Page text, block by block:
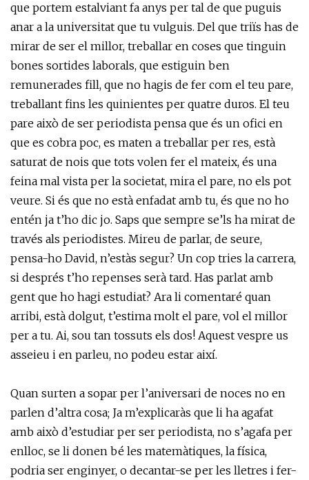
que portem estalviant fa anys per tal de que puguis
anar a la universitat que tu vulguis. Del que triïs has de
mirar de ser el millor, treballar en coses que tinguin
bones sortides laborals, que estiguin ben
remunerades fill, que no hagis de fer com el teu pare,
treballant fins les quinientes per quatre duros. El teu
pare això de ser periodista pensa que és un ofici en
que es cobra poc, es maten a treballar per res, està
saturat de nois que tots volen fer el mateix, és una
feina mal vista per la societat, mira el pare, no els pot
veure. Si és que no està enfadat amb tu, és que no ho
entén ja t’ho dic jo. Saps que sempre se’ls ha mirat de
través als periodistes. Mireu de parlar, de seure,
pensa-ho David, n’estàs segur? Un cop tries la carrera,
si després t’ho repenses serà tard. Has parlat amb
gent que ho hagi estudiat? Ara li comentaré quan
arribi, està dolgut, t’estima molt el pare, vol el millor
per a tu. Ai, sou tan tossuts els dos! Aquest vespre us
asseieu i en parleu, no podeu estar així.
Quan surten a sopar per l’aniversari de noces no en
parlen d’altra cosa; Ja m’explicaràs que li ha agafat
amb això d’estudiar per ser periodista, no s’agafa per
enlloc, se li donen bé les matemàtiques, la física,
podria ser enginyer, o decantar-se per les lletres i fer-